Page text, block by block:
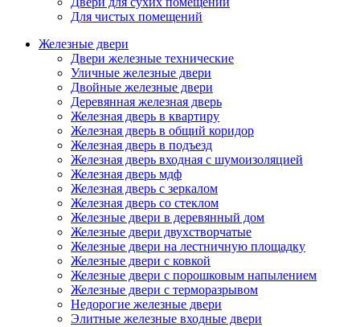
Для чистых помещений
Железные двери
Двери железные технические
Уличные железные двери
Двойные железные двери
Деревянная железная дверь
Железная дверь в квартиру
Железная дверь в общий коридор
Железная дверь в подъезд
Железная дверь входная с шумоизоляцией
Железная дверь мдф
Железная дверь с зеркалом
Железная дверь со стеклом
Железные двери в деревянный дом
Железные двери двухстворчатые
Железные двери на лестничную площадку
Железные двери с ковкой
Железные двери с порошковым напылением
Железные двери с терморазрывом
Недорогие железные двери
Элитные железные входные двери